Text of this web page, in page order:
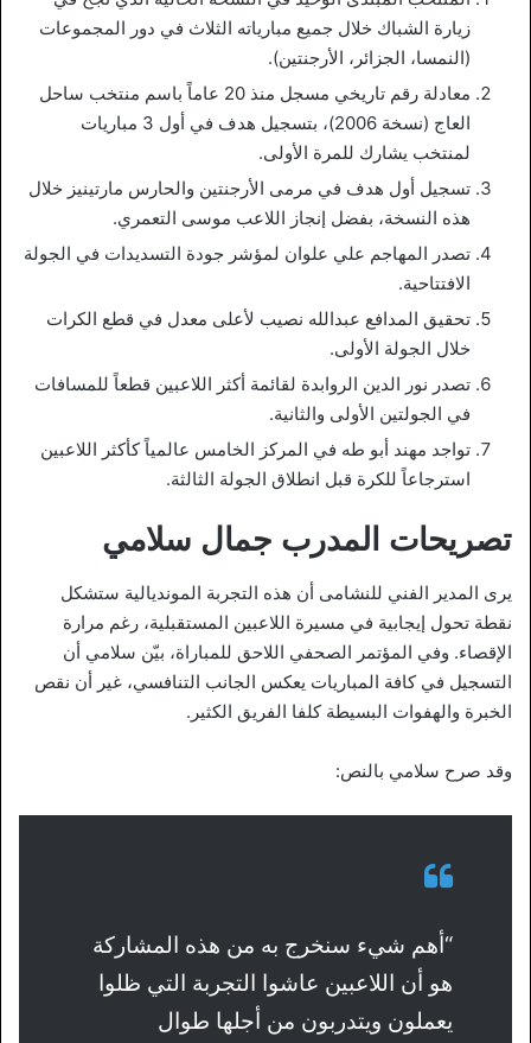
زيارة الشباك خلال جميع مبارياته الثلاث في دور المجموعات
(النمسا، الجزائر، الأرجنتين).
معادلة رقم تاريخي مسجل منذ 20 عاماً باسم منتخب ساحل
العاج (نسخة 2006)، بتسجيل هدف في أول 3 مباريات
لمنتخب يشارك للمرة الأولى.
تسجيل أول هدف في مرمى الأرجنتين والحارس مارتينيز خلال
هذه النسخة، بفضل إنجاز اللاعب موسى التعمري.
تصدر المهاجم علي علوان لمؤشر جودة التسديدات في الجولة
الافتتاحية.
تحقيق المدافع عبدالله نصيب لأعلى معدل في قطع الكرات
خلال الجولة الأولى.
تصدر نور الدين الروابدة لقائمة أكثر اللاعبين قطعاً للمسافات
في الجولتين الأولى والثانية.
تواجد مهند أبو طه في المركز الخامس عالمياً كأكثر اللاعبين
استرجاعاً للكرة قبل انطلاق الجولة الثالثة.
تصريحات المدرب جمال سلامي
يرى المدير الفني للنشامى أن هذه التجربة المونديالية ستشكل
نقطة تحول إيجابية في مسيرة اللاعبين المستقبلية، رغم مرارة
الإقصاء. وفي المؤتمر الصحفي اللاحق للمباراة، بيّن سلامي أن
التسجيل في كافة المباريات يعكس الجانب التنافسي، غير أن نقص
الخبرة والهفوات البسيطة كلفا الفريق الكثير.
وقد صرح سلامي بالنص:
“أهم شيء سنخرج به من هذه المشاركة
هو أن اللاعبين عاشوا التجربة التي ظلوا
يعملون ويتدربون من أجلها طوال